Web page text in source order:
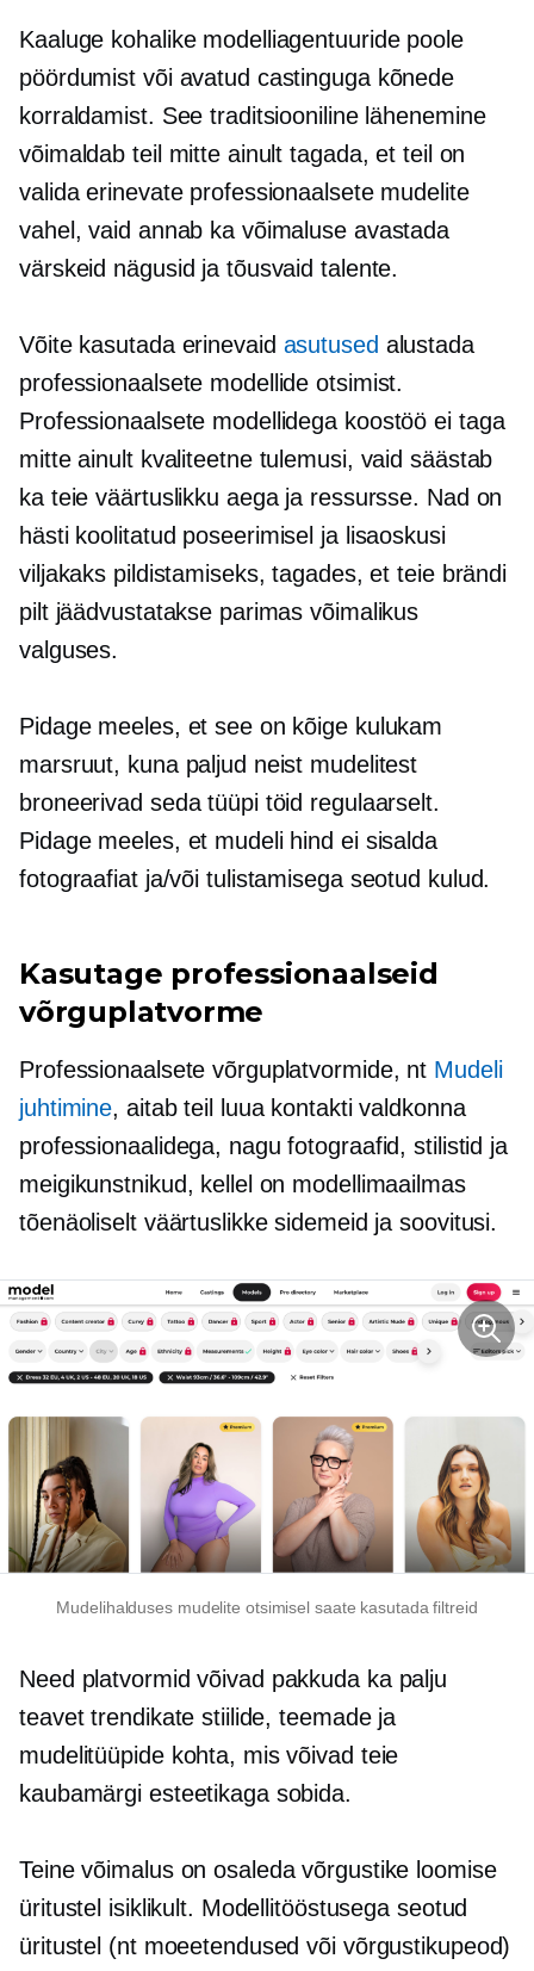
Kaaluge kohalike modelliagentuuride poole
pöördumist või avatud castinguga kõnede
korraldamist. See traditsiooniline lähenemine
võimaldab teil mitte ainult tagada, et teil on
valida erinevate professionaalsete mudelite
vahel, vaid annab ka võimaluse avastada
värskeid nägusid ja tõusvaid talente.
Võite kasutada erinevaid asutused alustada
professionaalsete modellide otsimist.
Professionaalsete modellidega koostöö ei taga
mitte ainult kvaliteetnetulemusi, vaid säästab
ka teie väärtuslikku aega ja ressursse. Nad on
hästi koolitatud poseerimisel ja lisaoskusi
viljakaks pildistamiseks, tagades, et teie brändi
pilt jäädvustatakse parimas võimalikus
valguses.
Pidage meeles, et see on kõige kulukam
marsruut, kuna paljud neist mudelitest
broneerivad seda tüüpi töid regulaarselt.
Pidage meeles, et mudeli hind ei sisalda
fotograafiat ja/või tulistamisega seotud kulud.
Kasutage professionaalseid
võrguplatvorme
Professionaalsete võrguplatvormide, nt Mudeli
juhtimine, aitab teil luua kontakti valdkonna
professionaalidega, nagu fotograafid, stilistid ja
meigikunstnikud, kellel on modellimaailmas
tõenäoliselt väärtuslikke sidemeid ja soovitusi.
Mudelihalduses mudelite otsimisel saate kasutada filtreid
Need platvormid võivad pakkuda ka palju
teavet trendikate stiilide, teemade ja
mudelitüüpide kohta, mis võivad teie
kaubamärgi esteetikaga sobida.
Teine võimalus on osaleda võrgustike loomise
üritustel isiklikult. Modellitööstusega seotud
üritustel (nt moeetendused või võrgustikupeod)